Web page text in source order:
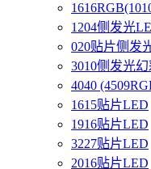
1204侧发光
020贴片侧发
3010侧发光
4040
1615贴片LED
1916贴片LED
3227贴片LED
2016贴片LED